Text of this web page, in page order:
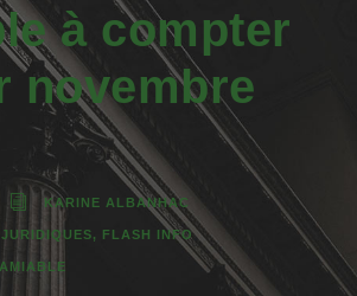
à compter
novembre
KARINE ALBANHAC
, FLASH INFO